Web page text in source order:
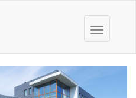
navigation